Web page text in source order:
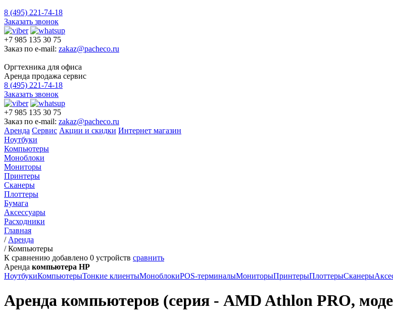
8 (495) 221-74-18
Заказать звонок
+7 985 135 30 75
Заказ по e-mail: zakaz@pacheco.ru
Оргтехника для офиса
Аренда продажа сервис
8 (495) 221-74-18
Заказать звонок
+7 985 135 30 75
Заказ по e-mail: zakaz@pacheco.ru
Аренда Сервис Акции и скидки Интернет магазин
Ноутбуки
Компьютеры
Моноблоки
Мониторы
Принтеры
Сканеры
Плоттеры
Бумага
Аксессуары
Расходники
Главная
/ Аренда
/Компьютеры
К сравнению добавлено 0 устройств сравнить
Аренда компьютера HP
НоутбукиКомпьютерыТонкие клиентыМоноблокиPOS-терминалыМониторыПринтерыПлоттерыСканеры
Аренда компьютеров (серия - AMD Athlon PRO,